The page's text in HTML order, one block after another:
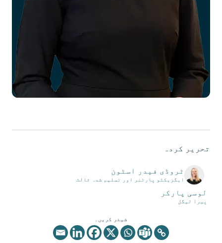
تحریر کردہ
ٹروڈی فیدر اسٹون
ایگزیکٹو پارٹنر اور تسلیم شدہ ثالث
لوسی پارکر
پیرا لیگل
شیئر کریں۔